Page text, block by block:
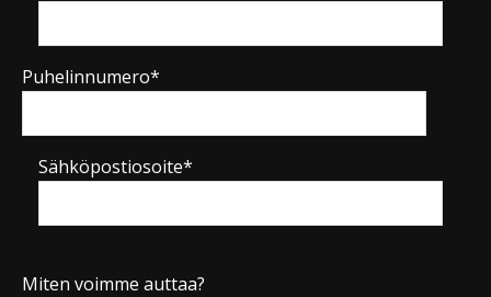
Puhelinnumero*
Sähköpostiosoite*
Miten voimme auttaa?